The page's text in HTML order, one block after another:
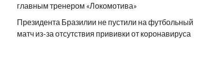
главным тренером «Локомотива»
Президента Бразилии не пустили на футбольный
матч из-за отсутствия прививки от коронавируса